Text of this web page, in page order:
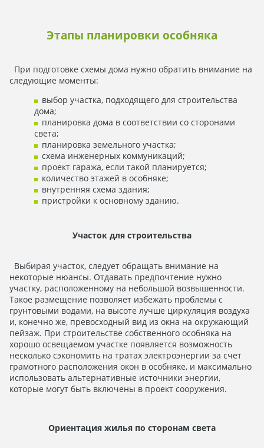
Этапы планировки особняка
При подготовке схемы дома нужно обратить внимание на
следующие моменты:
выбор участка, подходящего для строительства
дома;
планировка дома в соответствии со сторонами
света;
планировка земельного участка;
схема инженерных коммуникаций;
проект гаража, если такой планируется;
количество этажей в особняке;
внутренняя схема здания;
пристройки к основному зданию.
Участок для строительства
Выбирая участок, следует обращать внимание на
некоторые нюансы. Отдавать предпочтение нужно
участку, расположенному на небольшой возвышенности.
Такое размещение позволяет избежать проблемы с
грунтовыми водами, на высоте лучше циркуляция воздуха
и, конечно же, превосходный вид из окна на окружающий
пейзаж. При строительстве собственного особняка на
хорошо освещаемом участке появляется возможность
несколько сэкономить на тратах электроэнергии за счет
грамотного расположения окон в особняке, и максимально
использовать альтернативные источники энергии,
которые могут быть включены в проект сооружения.
Ориентация жилья по сторонам света